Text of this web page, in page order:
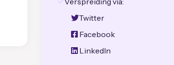
Twitter
Facebook
LinkedIn